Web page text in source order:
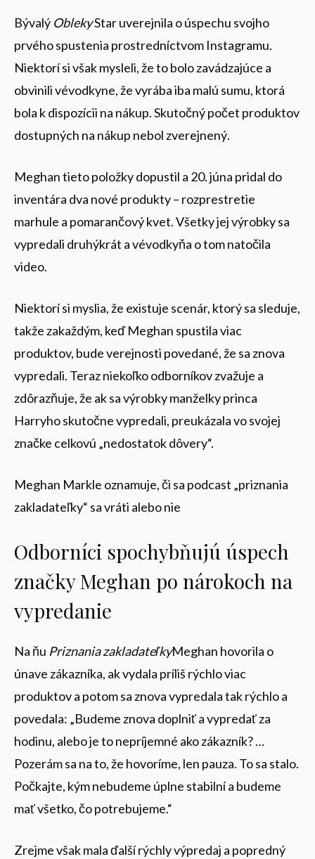
Bývalý OblekyStar uverejnila o úspechu svojho
prvého spustenia prostredníctvom Instagramu.
Niektorí si však mysleli, že to bolo zavádzajúce a
obvinili vévodkyne, že vyrába iba malú sumu, ktorá
bola k dispozícii na nákup. Skutočný počet produktov
dostupných na nákup nebol zverejnený.
Meghan tieto položky dopustil a 20. júna pridal do
inventára dva nové produkty – rozprestretie
marhule a pomarančový kvet. Všetky jej výrobky sa
vypredali druhýkrát a vévodkyňa o tom natočila
video.
Niektorí si myslia, že existuje scenár, ktorý sa sleduje,
takže zakaždým, keď Meghan spustila viac
produktov, bude verejnosti povedané, že sa znova
vypredali. Teraz niekoľko odborníkov zvažuje a
zdôrazňuje, že ak sa výrobky manželky princa
Harryho skutočne vypredali, preukázala vo svojej
značke celkovú „nedostatok dôvery“.
Meghan Markle oznamuje, či sa podcast „priznania
zakladateľky“ sa vráti alebo nie
Odborníci spochybňujú úspech
značky Meghan po nárokoch na
vypredanie
Na ňu Priznania zakladateľkyMeghan hovorila o
únave zákazníka, ak vydala príliš rýchlo viac
produktov a potom sa znova vypredala tak rýchlo a
povedala: „Budeme znova doplniť a vypredať za
hodinu, alebo je to nepríjemné ako zákazník? …
Pozerám sa na to, že hovoríme, len pauza. To sa stalo.
Počkajte, kým nebudeme úplne stabilní a budeme
mať všetko, čo potrebujeme.“
Zrejme však mala ďalší rýchly výpredaj a popredný